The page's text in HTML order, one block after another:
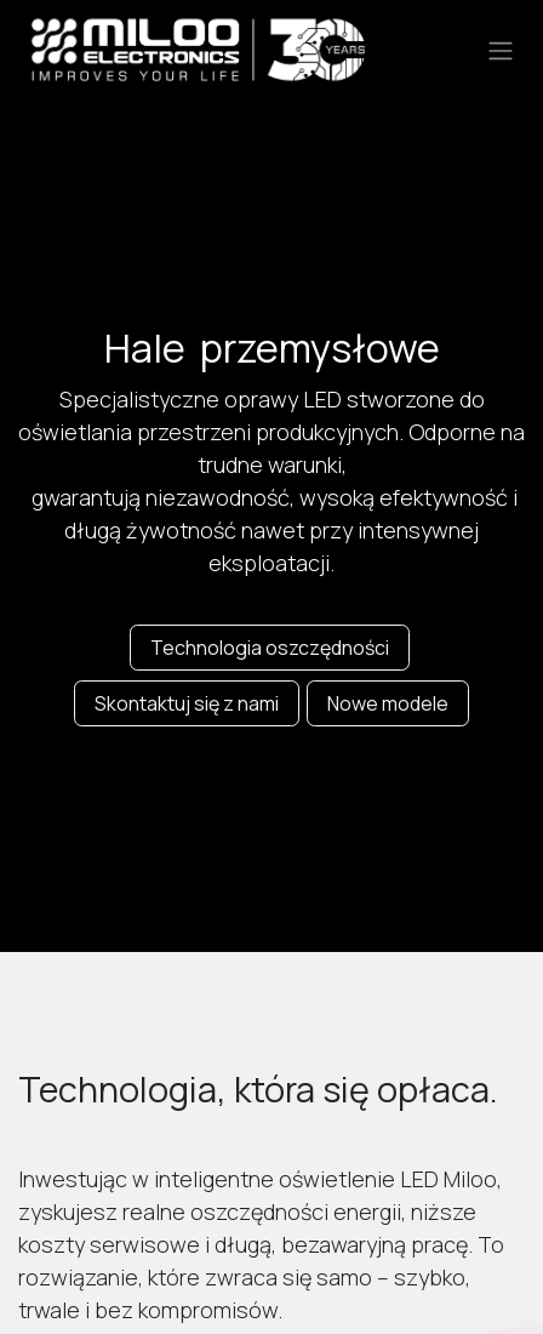
Skip to Content
Hale przemysłowe
Specjalistyczne oprawy LED stworzone do
oświetlania przestrzeni produkcyjnych. Odporne na
trudne warunki,
gwarantują niezawodność, wysoką efektywność i
długą żywotność nawet przy intensywnej
eksploatacji.
Technologia oszczędności
Skontaktuj się z nami Nowe mode​​le
Technologia, która się opłaca.
Inwestując w inteligentne oświetlenie LED Miloo,
zyskujesz realne oszczędności energii, niższe
koszty serwisowe i długą, bezawaryjną pracę. To
rozwiązanie, które zwraca się samo – szybko,
trwale i bez kompromisów.